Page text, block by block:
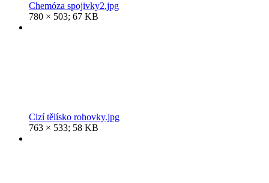
Chemóza spojivky2.jpg
780 × 503; 67 KB
Cizí tělísko rohovky.jpg
763 × 533; 58 KB